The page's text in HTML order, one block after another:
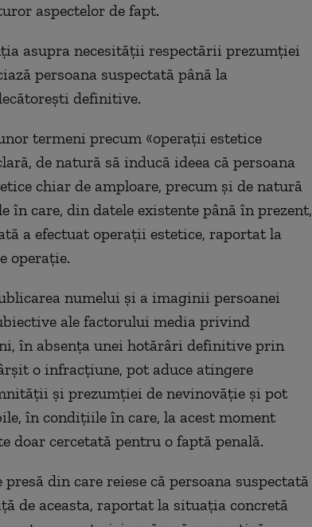
aspectelor de fapt.
asupra necesității respectării prezumției
persoana suspectată până la
definitive.
termeni precum «operații estetice
de natură să inducă ideea că persoana
chiar de amploare, precum și de natură
în care, din datele existente până în prezent,
a efectuat operații estetice, raportat la
operație.
numelui și a imaginii persoanei
ale factorului media privind
în absența unei hotărâri definitive prin
o infracțiune, pot aduce atingere
și prezumției de nevinovăție și pot
în condițiile în care, la acest moment
doar cercetată pentru o faptă penală.
din care reiese că persoana suspectată
de aceasta, raportat la situația concretă